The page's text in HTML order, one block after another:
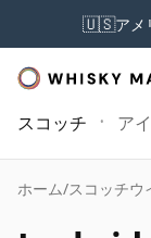
🇺🇸アメ
スコッチ ア
ホーム/スコッチウ